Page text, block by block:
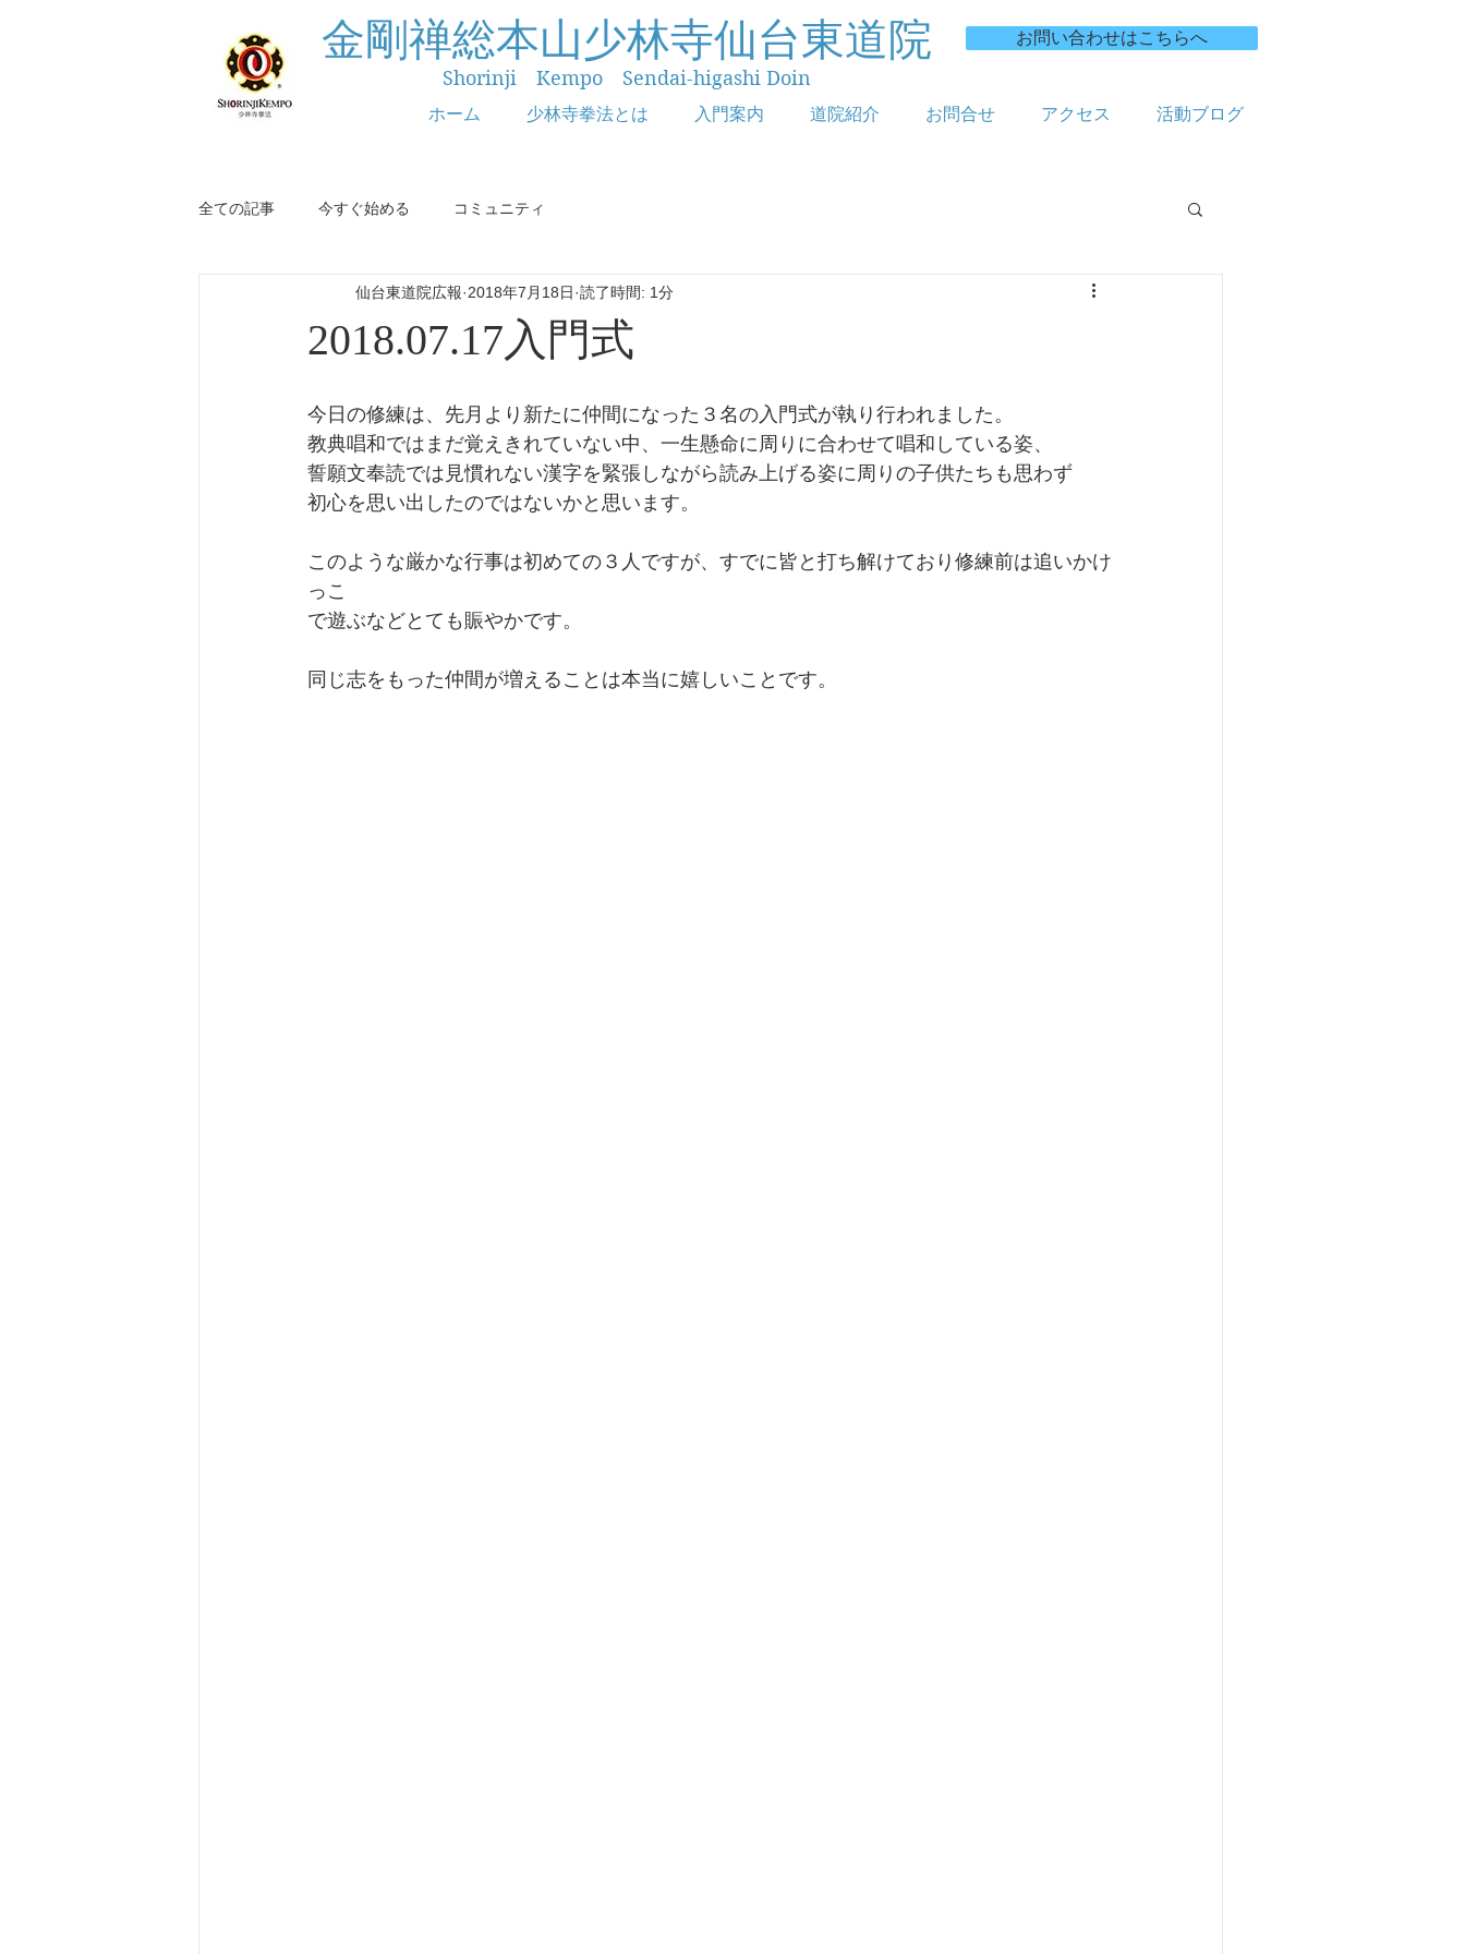
金剛禅総本山少林寺仙台東道院
Shorinji Kempo Sendai-higashi Doin
お問い合わせはこちらへ
ホーム 少林寺拳法とは 入門案内 道院紹介 お問合せ アクセス 活動ブログ
全ての記事 今すぐ始める コミュニティ
2018.07.17入門式
仙台東道院広報 2018年7月18日 読了時間: 1分
今日の修練は、先月より新たに仲間になった３名の入門式が執り行われました。
教典唱和ではまだ覚えきれていない中、一生懸命に周りに合わせて唱和している姿、
誓願文奉読では見慣れない漢字を緊張しながら読み上げる姿に周りの子供たちも思わず
初心を思い出したのではないかと思います。
このような厳かな行事は初めての３人ですが、すでに皆と打ち解けており修練前は追いかけ
っこ
で遊ぶなどとても賑やかです。
同じ志をもった仲間が増えることは本当に嬉しいことです。